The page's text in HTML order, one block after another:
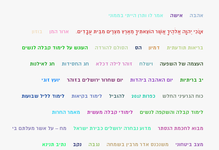
אהבה אישה אמר לו ותרן הייתי בממוני
אָנֹכִי יְהוָה אֱלֹהֶיךָ אֲשֶׁר הוֹצֵאתִיךָ מֵאֶרֶץ מִצְרַיִם מִבֵּית עֲבָדִים. ארור המן בוזון
בריאות תודעתית דמיון הס הסולם להורדה העונש על לימוד קבלה לנשים
העצמה של השפעה וישלח זוהר לילה דכלא חג החסידות חג לאילנות
יב בריתיות יום האהבה ביהדות יום שחרור ירושלים בזוהר יועץ זוגי
כוח הגרעיני החלש כפרות 2017 להוביל לימוד בקיאות לימוד לליל שבועות
לימוד קבלה והשקפה לנשים לימודי קבלה מעשית מאמר החרות
מבוא לחכמת הנסתר מדוע נבחרה ירושלים כבירת ישראל מח – על אשר מעלתם בי
מצב ביטחוני משנכנס אדר מרבין בשמחה נגבה נקב נתיב תנינא